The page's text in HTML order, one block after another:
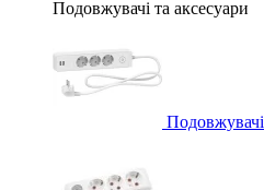
Подовжувачі та аксесуари
Подовжувачі